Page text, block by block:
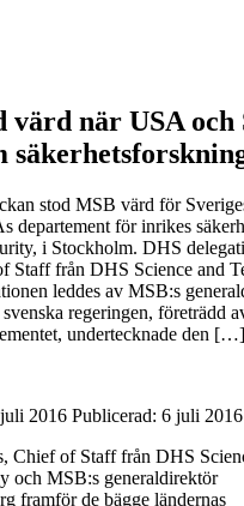
värd när USA och
stod MSB värd för
departement för inrikes
i Stockholm. DHS
Staff från DHS Science and
leddes av MSB:s
regeringen, företrädd
undertecknade den […]
2016 Publicerad: 6 juli 2016